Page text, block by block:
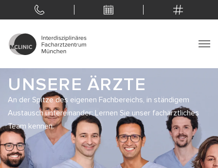
UNSERE ÄRZTE
An der Spitze des eigenen Fachbereichs, in ständigem
Austausch untereinander: Lernen Sie unser fachärztliches
Team kennen.